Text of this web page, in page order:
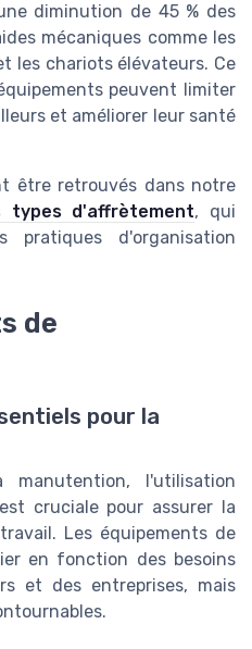
diminution de 45 % des
mécaniques comme les
les chariots élévateurs. Ce
peuvent limiter
et améliorer leur santé
être retrouvés dans notre
types d'affrètement, qui
pratiques d'organisation
de
pour la
l'utilisation
cruciale pour assurer la
Les équipements de
en fonction des besoins
et des entreprises, mais